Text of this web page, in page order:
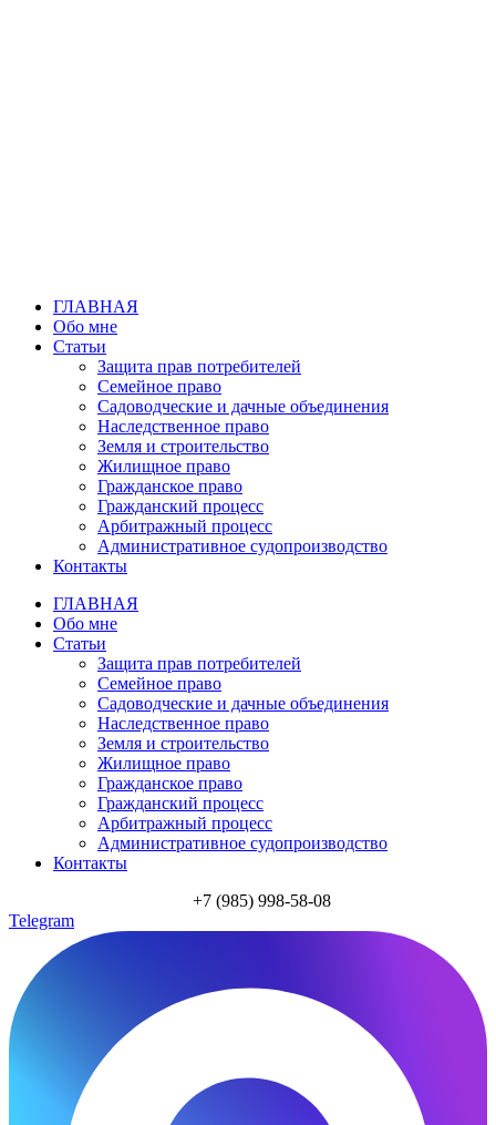
ГЛАВНАЯ
Обо мне
Статьи
Защита прав потребителей
Семейное право
Садоводческие и дачные объединения
Наследственное право
Земля и строительство
Жилищное право
Гражданское право
Гражданский процесс
Арбитражный процесс
Административное судопроизводство
Контакты
ГЛАВНАЯ
Обо мне
Статьи
Защита прав потребителей
Семейное право
Садоводческие и дачные объединения
Наследственное право
Земля и строительство
Жилищное право
Гражданское право
Гражданский процесс
Арбитражный процесс
Административное судопроизводство
Контакты
+7 (985) 998-58-08
Telegram